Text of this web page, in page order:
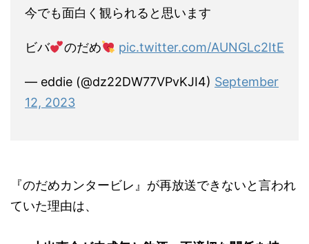
今でも面白く観られると思います
ビバ のだめ pic.twitter.com/AUNGLc2ItE
— eddie (@dz22DW77VPvKJI4) September
12, 2023
『のだめカンタービレ』が再放送できないと言われ
ていた理由は、